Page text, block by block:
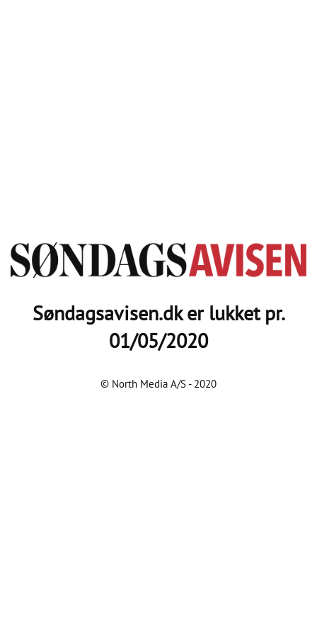
Søndagsavisen.dk er lukket pr.
01/05/2020
© North Media A/S - 2020